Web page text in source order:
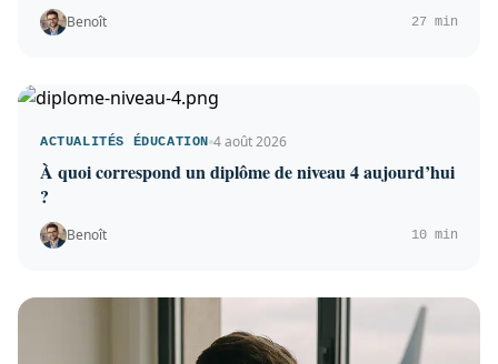
Benoît 27 min
ACTUALITÉS ÉDUCATION 4 août 2026
À quoi correspond un diplôme de niveau 4 aujourd’hui
?
Benoît 10 min